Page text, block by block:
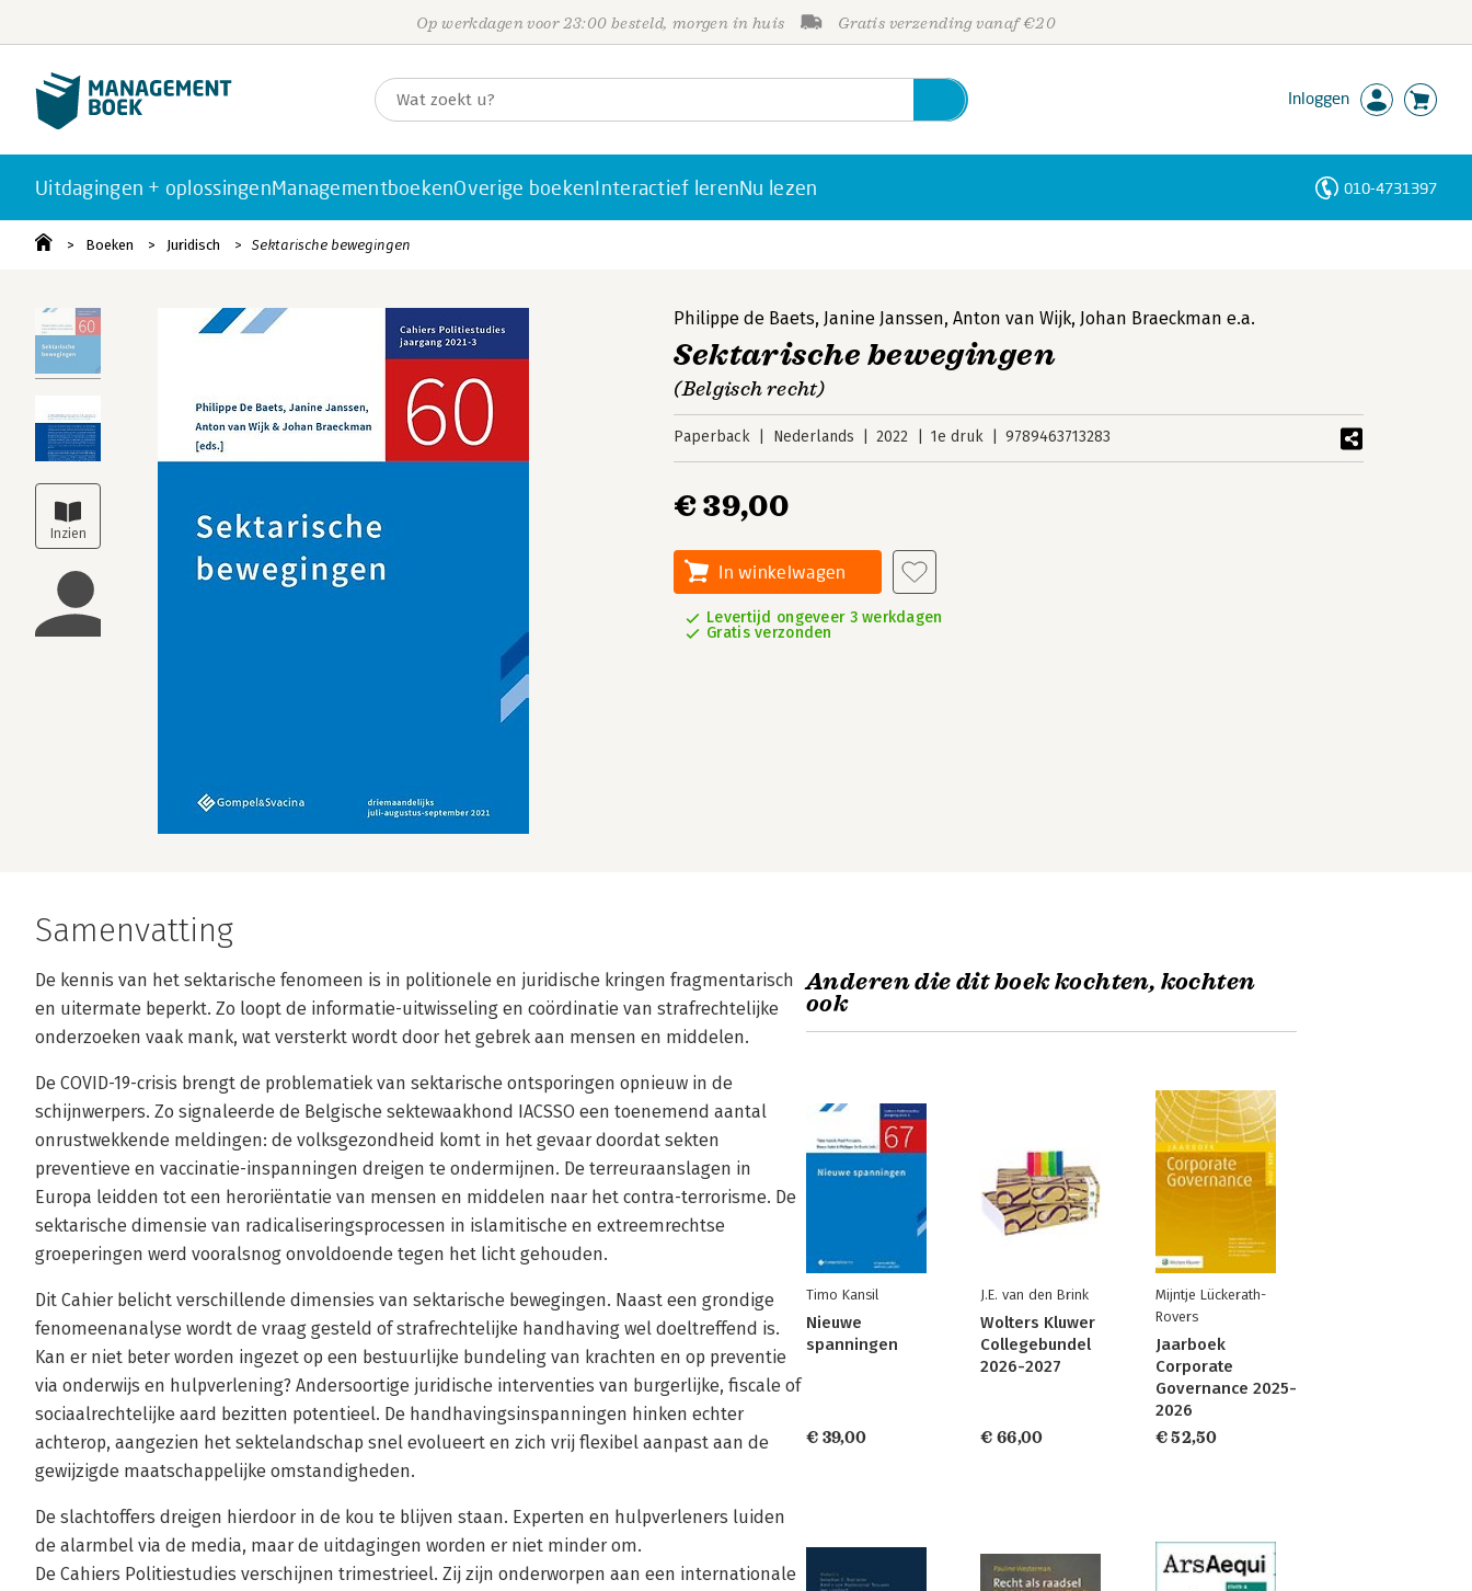
Op werkdagen voor 23:00 besteld, morgen in huis Gratis verzending vanaf €20
Inloggen
Uitdagingen + oplossingenManagementboekenOverige boekenInteractief lerenNu lezen 010-4731397
Boeken Juridisch Sektarische bewegingen
Philippe de Baets, Janine Janssen,Anton van Wijk, Johan Braeckman e.a.
Sektarische bewegingen
(Belgisch recht)
Paperback Nederlands 2022 1e druk 9789463713283
€ 39,00
In winkelwagen
Levertijd ongeveer 3 werkdagen
Gratis verzonden
Samenvatting
De kennis van het sektarische fenomeen is in politionele en juridische kringen fragmentarisch
en uitermate beperkt. Zo loopt de informatie-uitwisseling en coördinatie van strafrechtelijke
onderzoeken vaak mank, wat versterkt wordt door het gebrek aan mensen en middelen.
De COVID-19-crisis brengt de problematiek van sektarische ontsporingen opnieuw in de
schijnwerpers. Zo signaleerde de Belgische sektewaakhond IACSSO een toenemend aantal
onrustwekkende meldingen: de volksgezondheid komt in het gevaar doordat sekten
preventieve en vaccinatie-inspanningen dreigen te ondermijnen. De terreuraanslagen in
Europa leidden tot een heroriëntatie van mensen en middelen naar het contra-terrorisme. De
sektarische dimensie van radicaliseringsprocessen in islamitische en extreemrechtse
groeperingen werd vooralsnog onvoldoende tegen het licht gehouden.
Dit Cahier belicht verschillende dimensies van sektarische bewegingen. Naast een grondige
fenomeenanalyse wordt de vraag gesteld of strafrechtelijke handhaving wel doeltreffend is.
Kan er niet beter worden ingezet op een bestuurlijke bundeling van krachten en op preventie
via onderwijs en hulpverlening? Andersoortige juridische interventies van burgerlijke, fiscale of
sociaalrechtelijke aard bezitten potentieel. De handhavingsinspanningen hinken echter
achterop, aangezien het sektelandschap snel evolueert en zich vrij flexibel aanpast aan de
gewijzigde maatschappelijke omstandigheden.
De slachtoffers dreigen hierdoor in de kou te blijven staan. Experten en hulpverleners luiden
de alarmbel via de media, maar de uitdagingen worden er niet minder om.
De Cahiers Politiestudies verschijnen trimestrieel. Zij zijn onderworpen aan een internationale
Anderen die dit boek kochten, kochten
ook
Timo Kansil
Nieuwe
spanningen
€ 39,00
J.E. van den Brink
Wolters Kluwer
Collegebundel
2026-2027
€ 66,00
Mijntje Lückerath-
Rovers
Jaarboek
Corporate
Governance 2025-
2026
€ 52,50
Personen